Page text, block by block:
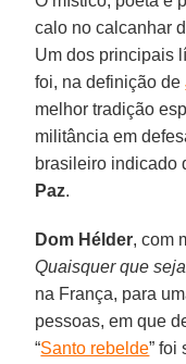
calo no calcanhar
Um dos principais
foi, na definição de
melhor tradição
militância em
brasileiro indicado
Paz.
Dom Hélder, com
Quaisquer que
na França, para
pessoas, em que
“Santo rebelde” foi